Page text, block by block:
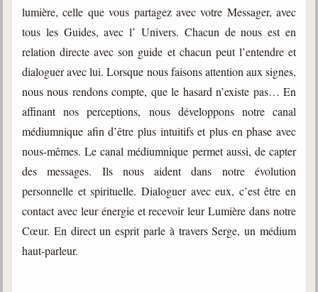
Sujets du mois
Citations
Maximes
Enregistrements
séance d'aide spirituelle
Diaporamas
Powerpoints
Enseignement
Cours dispensés au Centre
Posez-nous des questions
lumière, celle que vous partagez avec votre Messager, avec
tous les Guides, avec l’ Univers. Chacun de nous est en
relation directe avec son guide et chacun peut l’entendre et
dialoguer avec lui. Lorsque nous faisons attention aux signes,
nous nous rendons compte, que le hasard n’existe pas… En
affinant nos perceptions, nous développons notre canal
médiumnique afin d’être plus intuitifs et plus en phase avec
nous-mêmes. Le canal médiumnique permet aussi, de capter
des messages. Ils nous aident dans notre évolution
personnelle et spirituelle. Dialoguer avec eux, c’est être en
contact avec leur énergie et recevoir leur Lumière dans notre
Cœur. En direct un esprit parle à travers Serge, un médium
haut-parleur.